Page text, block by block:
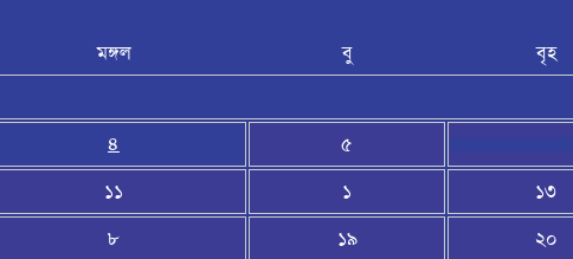
মঙ্গল বু বৃহ
৪ ৫
১১ ১ ১৩
৮ ১৯ ২০